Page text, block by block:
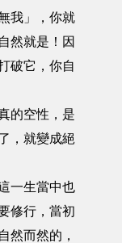
我」，你就
然就是！因
破它，你自
的空性，是
，就變成絕
一生當中也
修行，當初
然而然的，